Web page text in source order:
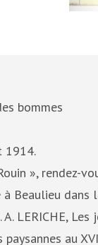
bommes
1914.
», rendez-
à Beaulieu dans
LERICHE, Les
paysannes au